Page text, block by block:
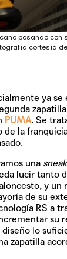
posando con
cortesía
ya se
PUMA. Se
la
una
lucir tanto
y
de su
RS a
su
lo
zapatilla